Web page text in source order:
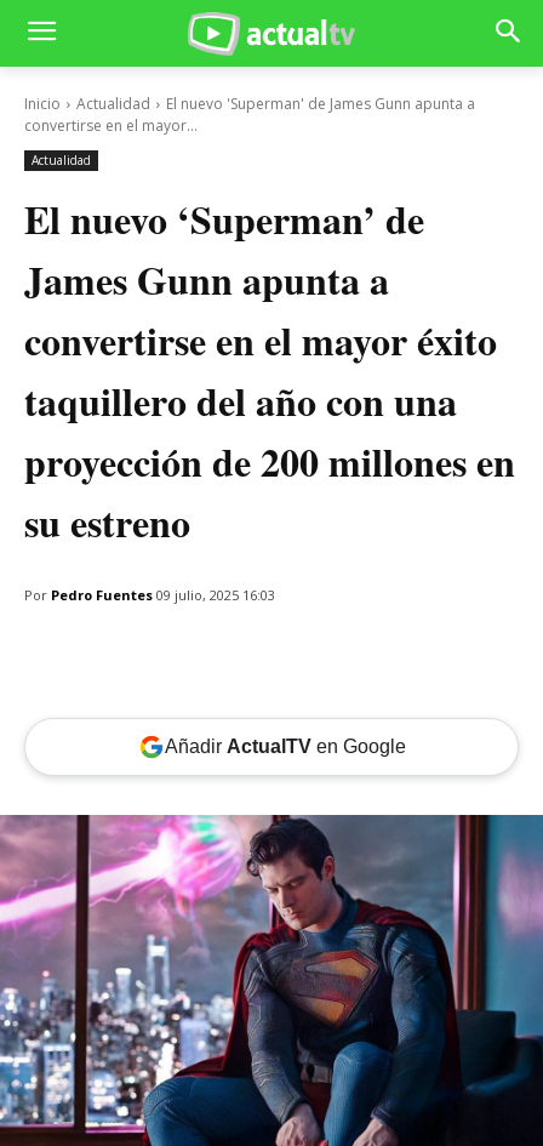
Inicio Actualidad
El nuevo 'Superman' de James Gunn apunta a
convertirse en el mayor...
Actualidad
El nuevo ‘Superman’ de
James Gunn apunta a
convertirse en el mayor éxito
taquillero del año con una
proyección de 200 millones en
su estreno
Por Pedro Fuentes 09 julio, 2025 16:03
Añadir ActualTVen Google